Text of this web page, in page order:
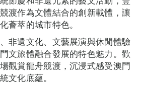
渡作為文體結合的創新載體，讓
薈萃的城市特色。
非遺文化、文藝展演與休閒體驗
文旅體融合發展的特色魅力。歡
觀賞龍舟競渡，沉浸式感受澳門
文化底蘊。